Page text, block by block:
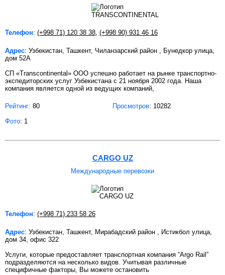
Телефон: (+998 71) 120 38 38 (+998 90) 931 46 16
Адрес: Узбекистан, Ташкент, Чиланзарский район , Бунедкор улица,
дом 52А
СП «Transcontinental» ООО успешно работает на рынке транспортно-
экспедиторских услуг Узбекистана c 21 ноября 2002 года. Наша
компания является одной из ведущих компаний,
Рейтинг: 80 Просмотров: 10282
Фото: 1
CARGO UZ
Международные перевозки
Телефон: (+998 71) 233 58 26
Адрес: Узбекистан, Ташкент, Мирабадский район , Истикбол улица,
дом 34, офис 322
Услуги, которые предоставляет транспортная компания “Argo Rail”
подразделяются на несколько видов. Учитывая различные
специфичные факторы, Вы можете остановить